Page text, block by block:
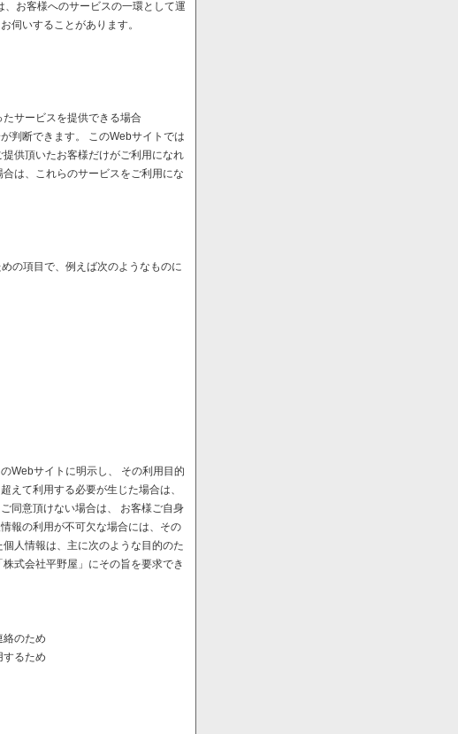
お客様へのサービスの一環として運
伺いすることがあります。
サービスを提供できる場合
判断できます。 このWebサイトでは
供頂いたお客様だけがご利用になれ
は、これらのサービスをご利用にな
の項目で、例えば次のようなものに
Webサイトに明示し、 その利用目的
えて利用する必要が生じた場合は、
同意頂けない場合は、 お客様ご自身
報の利用が不可欠な場合には、その
人情報は、主に次のような目的のた
式会社平野屋」にその旨を要求でき
絡のため
するため